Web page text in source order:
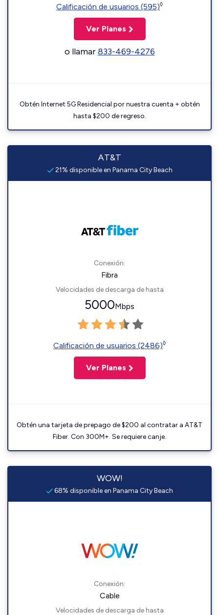
Calificación de usuarios (595)◊
Ver Planes
o llamar833-469-4276
Obtén Internet 5G Residencial por nuestra cuenta + obtén
hasta $200 de regreso.
AT&T
21% disponible en Panama City Beach
Conexión:
Fibra
Velocidades de descarga de hasta
5000Mbps
Calificación de usuarios (2486)◊
Ver Planes
Obtén una tarjeta de prepago de $200 al contratar a AT&T
Fiber. Con 300M+. Se requiere canje.
WOW!
68% disponible en Panama City Beach
Conexión:
Cable
Velocidades de descarga de hasta